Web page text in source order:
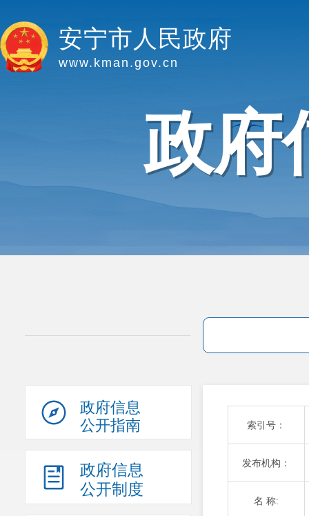
安宁市人民政府
www.kman.gov.cn
政府
政府信息
公开指南
政府信息
公开制度
索引号：
发布机构：
名 称: